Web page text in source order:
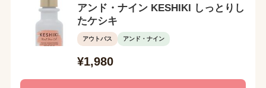
アンド・ナイン KESHIKI しっとりし
たケシキ
アウトバス アンド・ナイン
¥1,980